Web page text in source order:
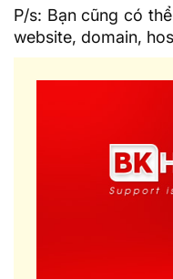
P/s: Bạn cũng có
website, domain,